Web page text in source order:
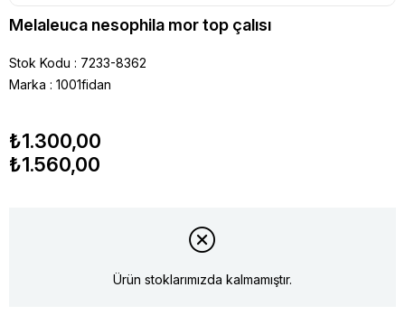
Melaleuca nesophila mor top çalısı
Stok Kodu
7233-8362
Marka : 1001fidan
₺1.300,00
₺1.560,00
Ürün stoklarımızda kalmamıştır.